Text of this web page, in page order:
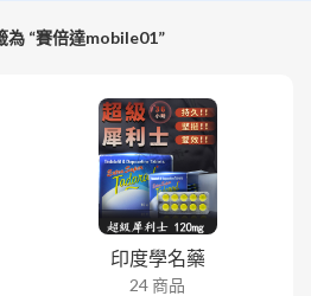
為 “賽倍達mobile01”
印度學名藥
24 商品